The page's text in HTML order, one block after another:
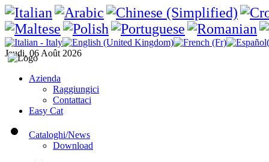
Jeudi, 06 Août 2026
Azienda
Raggiungici
Contattaci
Easy Cat
Cataloghi/News
Download